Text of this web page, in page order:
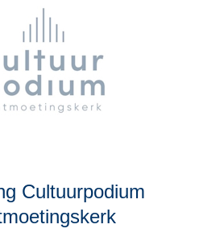
Cultuurpodium